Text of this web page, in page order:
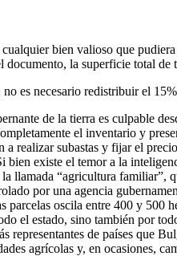
bien valioso que
la superficie total
es necesario redistribuir el
de la tierra es culpable
el inventario y
subastas y fijar el
existe el temor a la
llamada “agricultura
por una agencia
oscila entre 400 y 500
el estado, sino también por
de países que
agrícolas y, en ocasiones,